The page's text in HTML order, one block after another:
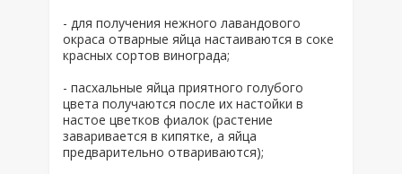
- для получения нежного лавандового
окраса отварные яйца настаиваются в соке
красных сортов винограда;
- пасхальные яйца приятного голубого
цвета получаются после их настойки в
настое цветков фиалок (растение
заваривается в кипятке, а яйца
предварительно отвариваются);